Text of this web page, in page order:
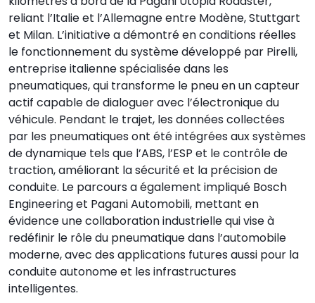
reliant l’Italie et l’Allemagne entre Modène, Stuttgart
et Milan. L’initiative a démontré en conditions réelles
le fonctionnement du système développé par Pirelli,
entreprise italienne spécialisée dans les
pneumatiques, qui transforme le pneu en un capteur
actif capable de dialoguer avec l’électronique du
véhicule. Pendant le trajet, les données collectées
par les pneumatiques ont été intégrées aux systèmes
de dynamique tels que l’ABS, l’ESP et le contrôle de
traction, améliorant la sécurité et la précision de
conduite. Le parcours a également impliqué Bosch
Engineering et Pagani Automobili, mettant en
évidence une collaboration industrielle qui vise à
redéfinir le rôle du pneumatique dans l’automobile
moderne, avec des applications futures aussi pour la
conduite autonome et les infrastructures
intelligentes.